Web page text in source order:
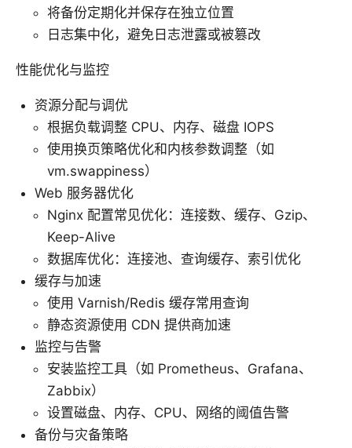
将备份定期化并保存在独立位置
日志集中化，避免日志泄露或被篡改
性能优化与监控
资源分配与调优
根据负载调整 CPU、内存、磁盘 IOPS
使用换页策略优化和内核参数调整（如
vm.swappiness）
Web 服务器优化
Nginx 配置常见优化：连接数、缓存、Gzip、
Keep-Alive
数据库优化：连接池、查询缓存、索引优化
缓存与加速
使用 Varnish/Redis 缓存常用查询
静态资源使用 CDN 提供商加速
监控与告警
安装监控工具（如 Prometheus、Grafana、
Zabbix）
设置磁盘、内存、CPU、网络的阈值告警
备份与灾备策略